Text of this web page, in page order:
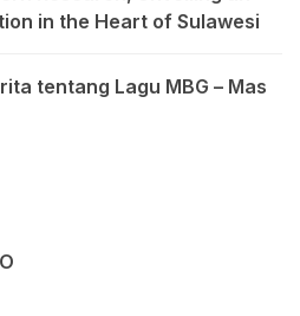
in the Heart of Sulawesi
tentang Lagu MBG – Mas